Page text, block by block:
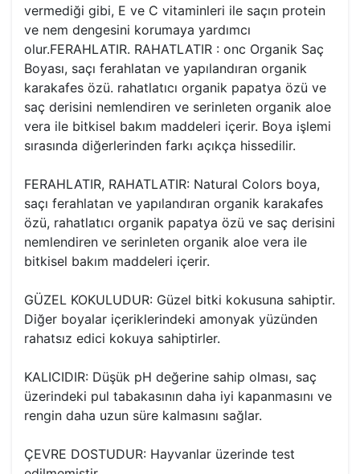
vermediği gibi, E ve C vitaminleri ile saçın protein
ve nem dengesini korumaya yardımcı
olur.FERAHLATIR. RAHATLATIR : onc Organik Saç
Boyası, saçı ferahlatan ve yapılandıran organik
karakafes özü. rahatlatıcı organik papatya özü ve
saç derisini nemlendiren ve serinleten organik aloe
vera ile bitkisel bakım maddeleri içerir. Boya işlemi
sırasında diğerlerinden farkı açıkça hissedilir.
FERAHLATIR, RAHATLATIR: Natural Colors boya,
saçı ferahlatan ve yapılandıran organik karakafes
özü, rahatlatıcı organik papatya özü ve saç derisini
nemlendiren ve serinleten organik aloe vera ile
bitkisel bakım maddeleri içerir.
GÜZEL KOKULUDUR: Güzel bitki kokusuna sahiptir.
Diğer boyalar içeriklerindeki amonyak yüzünden
rahatsız edici kokuya sahiptirler.
KALICIDIR: Düşük pH değerine sahip olması, saç
üzerindeki pul tabakasının daha iyi kapanmasını ve
rengin daha uzun süre kalmasını sağlar.
ÇEVRE DOSTUDUR: Hayvanlar üzerinde test